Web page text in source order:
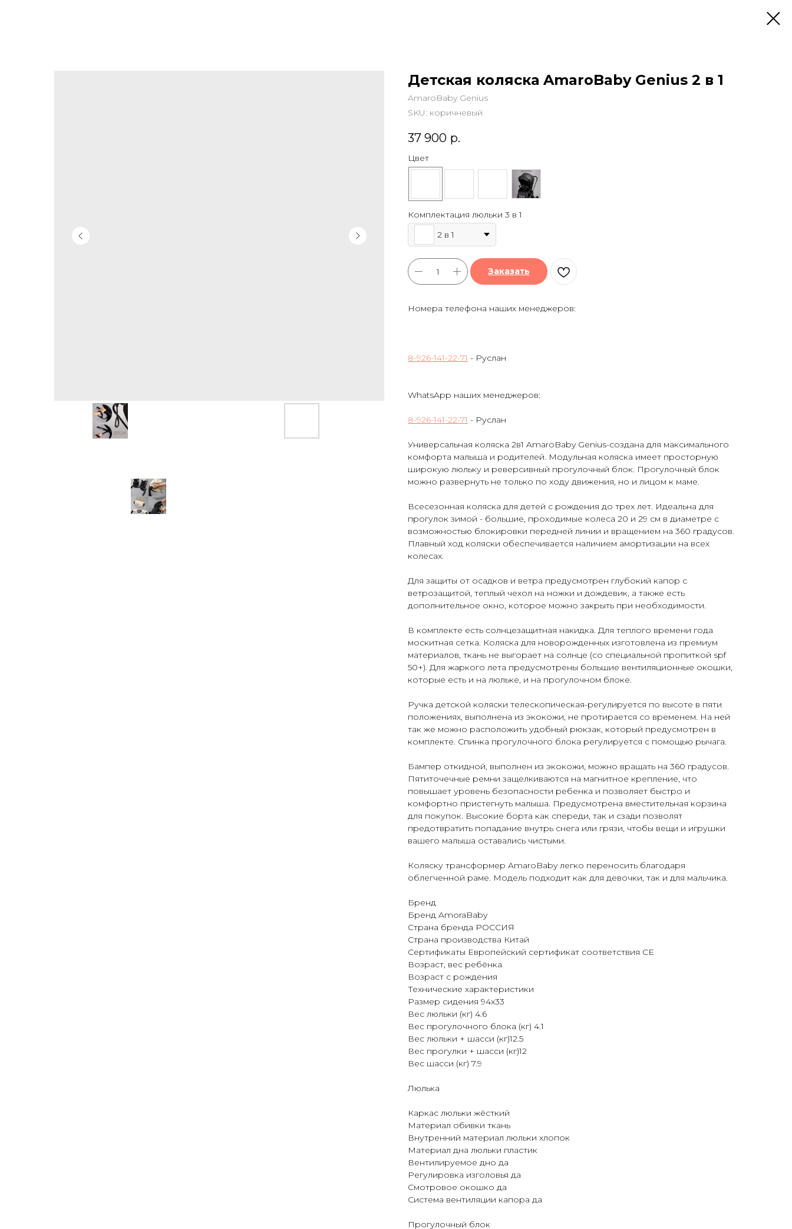
Детская коляска AmaroBaby Genius 2 в 1
AmaroBaby Genius
SKU: коричневый
37 900 р.
Цвет
Комплектация люльки 3 в 1
2 в 1
Заказать
Номера телефона наших менеджеров:
8-926-141-22-71 - Руслан
WhatsApp наших менеджеров:
8-926-141-22-71 - Руслан
Универсальная коляска 2в1 AmaroBaby Genius-создана для максимального
комфорта малыша и родителей. Модульная коляска имеет просторную
широкую люльку и реверсивный прогулочный блок. Прогулочный блок
можно развернуть не только по ходу движения, но и лицом к маме.
Всесезонная коляска для детей с рождения до трех лет. Идеальна для
прогулок зимой - большие, проходимые колеса 20 и 29 см в диаметре с
возможностью блокировки передней линии и вращением на 360 градусов.
Плавный ход коляски обеспечивается наличием амортизации на всех
колесах.
Для защиты от осадков и ветра предусмотрен глубокий капор с
ветрозащитой, теплый чехол на ножки и дождевик, а также есть
дополнительное окно, которое можно закрыть при необходимости.
В комплекте есть солнцезащитная накидка. Для теплого времени года
москитная сетка. Коляска для новорожденных изготовлена из премиум
материалов, ткань не выгорает на солнце (со специальной пропиткой spf
50+). Для жаркого лета предусмотрены большие вентиляционные окошки,
которые есть и на люльке, и на прогулочном блоке.
Ручка детской коляски телескопическая-регулируется по высоте в пяти
положениях, выполнена из экокожи, не протирается со временем. На ней
так же можно расположить удобный рюкзак, который предусмотрен в
комплекте. Спинка прогулочного блока регулируется с помощью рычага.
Бампер откидной, выполнен из экокожи, можно вращать на 360 градусов.
Пятиточечные ремни защелкиваются на магнитное крепление, что
повышает уровень безопасности ребенка и позволяет быстро и
комфортно пристегнуть малыша. Предусмотрена вместительная корзина
для покупок. Высокие борта как спереди, так и сзади позволят
предотвратить попадание внутрь снега или грязи, чтобы вещи и игрушки
вашего малыша оставались чистыми.
Коляску трансформер AmaroBaby легко переносить благодаря
облегченной раме. Модель подходит как для девочки, так и для мальчика.
Бренд
Бренд AmoraBaby
Страна бренда РОССИЯ
Страна производства Китай
Сертификаты Европейский сертификат соответствия СЕ
Возраст, вес ребёнка
Возраст с рождения
Технические характеристики
Размер сидения 94х33
Вес люльки (кг) 4.6
Вес прогулочного блока (кг) 4.1
Вес люльки + шасси (кг)12.5
Вес прогулки + шасси (кг)12
Вес шасси (кг) 7.9
Люлька
Каркас люльки жёсткий
Материал обивки ткань
Внутренний материал люльки хлопок
Материал дна люльки пластик
Вентилируемое дно да
Регулировка изголовья да
Смотровое окошко да
Система вентиляции капора да
Прогулочный блок